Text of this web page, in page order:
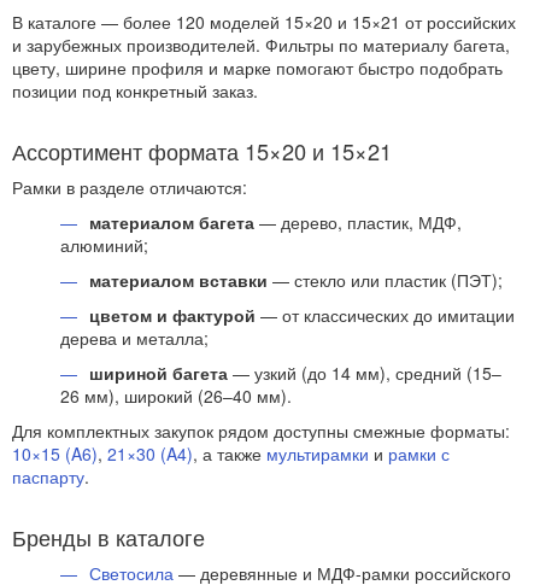
В каталоге — более 120 моделей 15×20 и 15×21 от российских
и зарубежных производителей. Фильтры по материалу багета,
цвету, ширине профиля и марке помогают быстро подобрать
позиции под конкретный заказ.
Ассортимент формата 15×20 и 15×21
Рамки в разделе отличаются:
материалом багета — дерево, пластик, МДФ,
алюминий;
материалом вставки — стекло или пластик (ПЭТ);
цветом и фактурой — от классических до имитации
дерева и металла;
шириной багета — узкий (до 14 мм), средний (15–
26 мм), широкий (26–40 мм).
Для комплектных закупок рядом доступны смежные форматы:
10×15 (A6), 21×30 (A4), а также мультирамки и рамки с
паспарту.
Бренды в каталоге
Светосила — деревянные и МДФ-рамки российского